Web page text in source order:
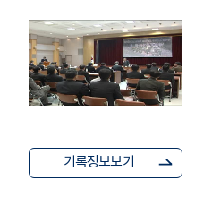
기록정보보기